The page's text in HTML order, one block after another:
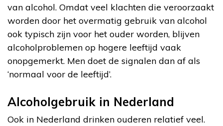
van alcohol. Omdat veel klachten die veroorzaakt
worden door het overmatig gebruik van alcohol
ook typisch zijn voor het ouder worden, blijven
alcoholproblemen op hogere leeftijd vaak
onopgemerkt. Men doet de signalen dan af als
‘normaal voor de leeftijd’.
Alcoholgebruik in Nederland
Ook in Nederland drinken ouderen relatief veel.